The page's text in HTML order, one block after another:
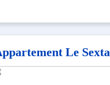
Le